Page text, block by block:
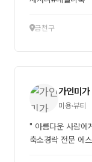
금천구
가인미가
미용·뷰티
" 아름다운 사람에
축소경락 전문 에